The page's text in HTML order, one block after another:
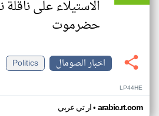
الاستيلاء على
حضرموت
اخبار الصومال
Politics
LP44HE
ار تي عربي• arabic.rt.com